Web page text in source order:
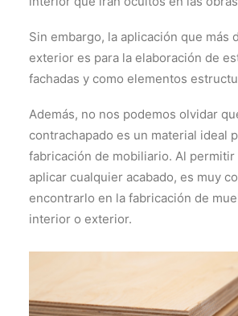
Sin embargo, la aplicación que más
exterior es para la elaboración de
fachadas y como elementos
Además, no nos podemos olvidar
contrachapado es un material ideal
fabricación de mobiliario. Al permitir
aplicar cualquier acabado, es muy
encontrarlo en la fabricación de
interior o exterior.